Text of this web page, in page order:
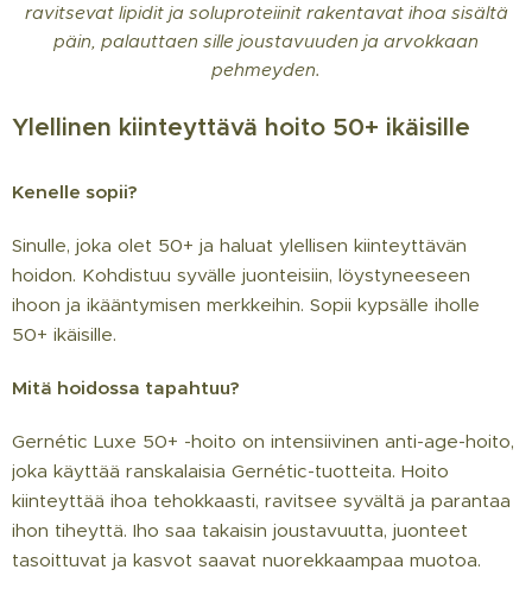
ravitsevat lipidit ja soluproteiinit rakentavat ihoa sisältä
päin, palauttaen sille joustavuuden ja arvokkaan
pehmeyden.
Ylellinen kiinteyttävä hoito 50+ ikäisille
Kenelle sopii?
Sinulle, joka olet 50+ ja haluat ylellisen kiinteyttävän
hoidon. Kohdistuu syvälle juonteisiin, löystyneeseen
ihoon ja ikääntymisen merkkeihin. Sopii kypsälle iholle
50+ ikäisille.
Mitä hoidossa tapahtuu?
Gernétic Luxe 50+ -hoito on intensiivinen anti-age-hoito,
joka käyttää ranskalaisia Gernétic-tuotteita. Hoito
kiinteyttää ihoa tehokkaasti, ravitsee syvältä ja parantaa
ihon tiheyttä. Iho saa takaisin joustavuutta, juonteet
tasoittuvat ja kasvot saavat nuorekkaampaa muotoa.